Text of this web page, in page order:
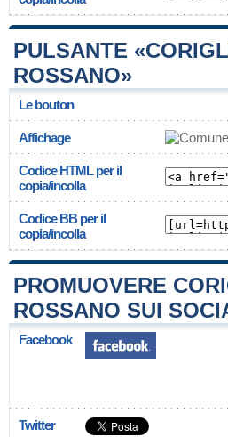
PULSANTE
ROSSANO»
Le bouton
Affichage
Codice HTML per il
copia/incolla
Codice BB per il
copia/incolla
PROMUOVERE
ROSSANO SUI
Facebook
Twitter